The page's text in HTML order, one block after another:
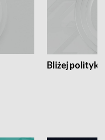
Bliżej polityki